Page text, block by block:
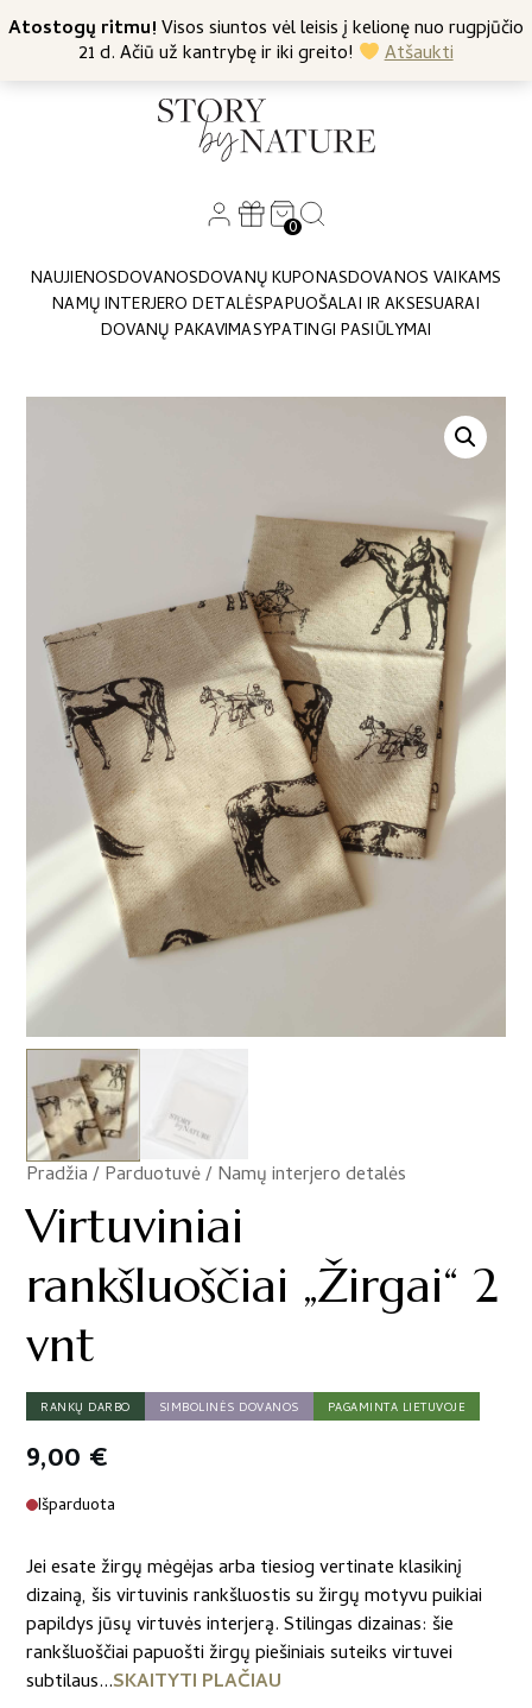
Atostogų ritmu!Visos siuntos vėl leisis į kelionę nuo rugpjūčio
21 d. Ačiū už kantrybę ir iki greito!
Atšaukti
Nemokamas siuntimas nuo 45 Eur +370 682 57369
0
NAUJIENOSDOVANOSDOVANŲ KUPONASDOVANOS VAIKAMS
NAMŲ INTERJERO DETALĖSPAPUOŠALAI IR AKSESUARAI
DOVANŲ PAKAVIMASYPATINGI PASIŪLYMAI
Pradžia/Parduotuvė/Namų interjero detalės
/
Virtuviniai
rankšluoščiai „Žirgai“ 2
vnt
RANKŲ DARBO SIMBOLINĖS DOVANOS PAGAMINTA LIETUVOJE
9,00 €
Išparduota
Jei esate žirgų mėgėjas arba tiesiog vertinate klasikinį
dizainą, šis virtuvinis rankšluostis su žirgų motyvu puikiai
papildys jūsų virtuvės interjerą. Stilingas dizainas: šie
rankšluoščiai papuošti žirgų piešiniais suteiks virtuvei
subtilaus...SKAITYTI PLAČIAU